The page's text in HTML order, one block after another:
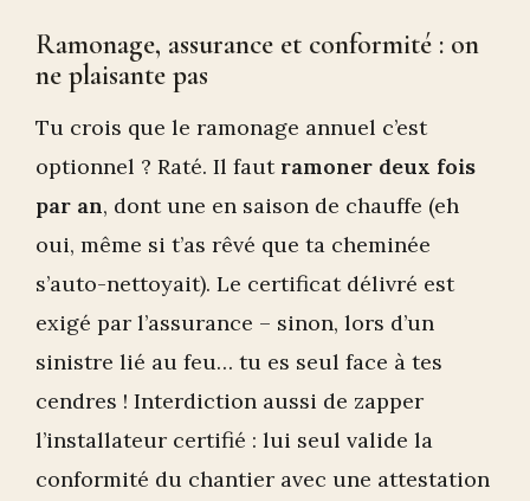
Ramonage, assurance et conformité : on
ne plaisante pas
Tu crois que le ramonage annuel c’est
optionnel ? Raté. Il faut ramoner deux fois
par an , dont une en saison de chauffe (eh
oui, même si t’as rêvé que ta cheminée
s’auto-nettoyait). Le certificat délivré est
exigé par l’assurance – sinon, lors d’un
sinistre lié au feu… tu es seul face à tes
cendres ! Interdiction aussi de zapper
l’installateur certifié : lui seul valide la
conformité du chantier avec une attestation